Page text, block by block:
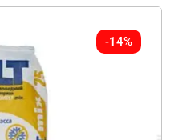
-14%